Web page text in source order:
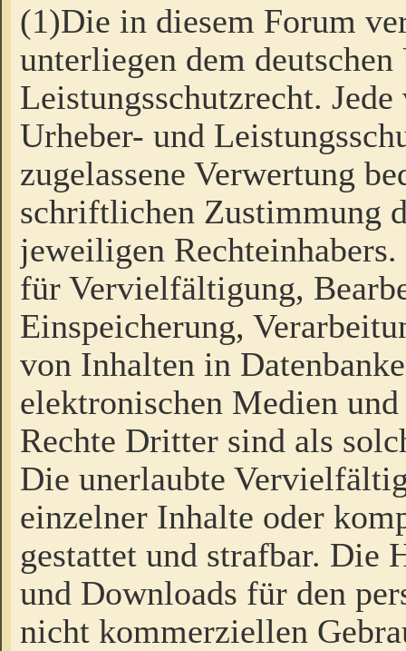
(1)Die in diesem Forum
unterliegen dem
Leistungsschutzrecht.
Urheber- und
zugelassene Verwertung
schriftlichen Zustimmung
jeweiligen
für Vervielfältigung,
Einspeicherung,
von Inhalten in
elektronischen Medien
Rechte Dritter sind als
Die unerlaubte
einzelner Inhalte oder
gestattet und strafbar. Die
und Downloads für den
nicht kommerziellen